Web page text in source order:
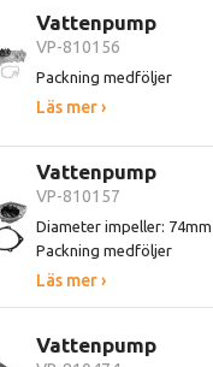
Vattenpump
VP-810156
Packning medföljer
Läs mer ›
Vattenpump
VP-810157
Diameter impeller: 74mm
Packning medföljer
Läs mer ›
Vattenpump